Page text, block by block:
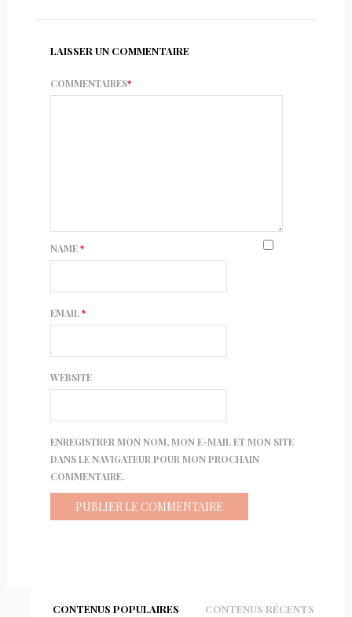
LAISSER UN COMMENTAIRE
COMMENTAIRES*
NAME*
EMAIL*
WEBSITE
ENREGISTRER MON NOM, MON E-MAIL ET MON SITE
DANS LE NAVIGATEUR POUR MON PROCHAIN
COMMENTAIRE.
CONTENUS POPULAIRES CONTENUS RÉCENTS